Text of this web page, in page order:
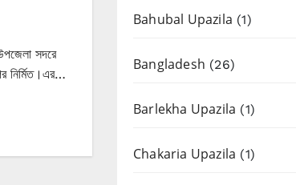
সদরে
নির্মিত।এর…
Bahubal Upazila (1)
Bangladesh (26)
Barlekha Upazila (1)
Chakaria Upazila (1)